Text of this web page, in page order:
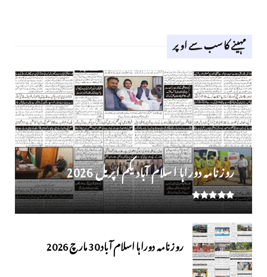
مہینے کا سب سے اوپر
روز نامہ دوراہا اسلام آباد یکم اپریل 2026
روزنامہ دوراہا اسلام آباد 30 مارچ 2026